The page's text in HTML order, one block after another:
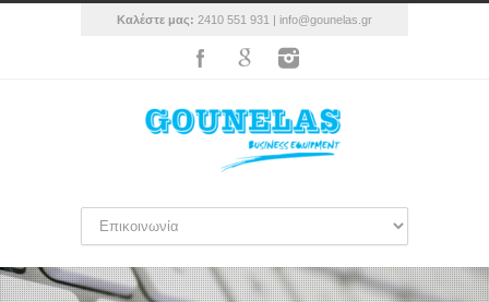
Καλέστε μας: 2410 551 931 | info@gounelas.gr